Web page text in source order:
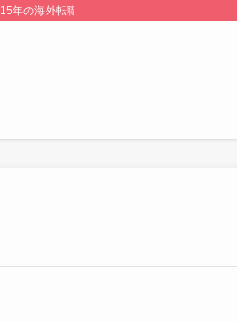
年の海外転職のプロが監修・運営しています。